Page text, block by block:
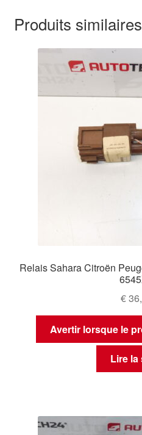
Produits similaires
Relais Sahara Citroën
€
Avertir lorsque le
Lire la